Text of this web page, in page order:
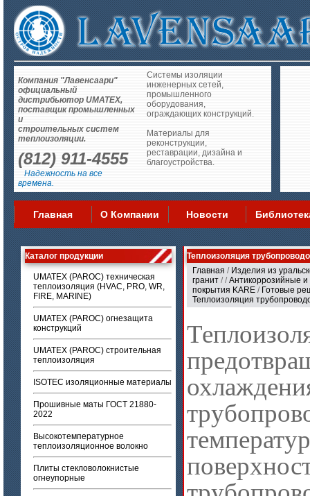
Компания "Лавенсаари"
официальный
дистрибьютор UMATEX,
поставщик промышленных
и
строительных систем
теплоизоляции.
(812) 911-4555
Надежность на все
времена.
Системы изоляции
инженерных сетей,
промышленного
оборудования,
ограждающих конструкций.
Материалы для
реконструкции,
реставрации, дизайна и
благоустройства.
Главная О Компании Новости
Каталог продукции
UMATEX (PAROC) техническая
теплоизоляция (HVAC, PRO, WR,
FIRE, MARINE)
UMATEX (PAROC) огнезащита
конструкций
UMATEX (PAROC) строительная
теплоизоляция
ISOTEC изоляционные материалы
Прошивные маты ГОСТ 21880-
2022
Высокотемпературное
теплоизоляционное волокно
Плиты стекловолокнистые
огнеупорные
Теплоизоляция
Главная / Изделия из
гранит //Антикоррозийные
покрытия KARE / Готовые
Теплоизоляция